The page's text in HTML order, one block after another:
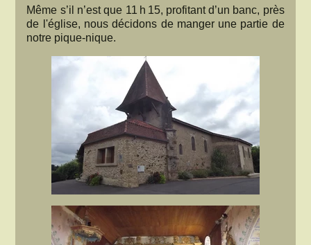
Même s’il n’est que 11 h 15, profitant d’un banc, près
de l'église, nous décidons de manger une partie de
notre pique-nique.